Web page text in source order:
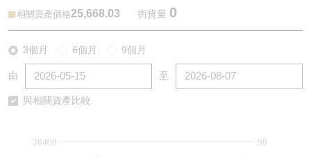
相關資產價格25,668.03 街貨量 0
3個月 6個月 9個月
由 至
與相關資產比較
90
26400
認股證/牛熊證日誌
牛熊證到期結算價查詢
中資ETFs溢價比較